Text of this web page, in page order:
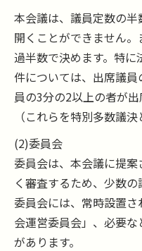
本会議は、議員定数の
開くことができません
過半数で決めます。特
件については、出席議
員の3分の2以上の者が
（これらを特別多数議
(2)委員会
委員会は、本会議に提
く審査するため、少数の
委員会には、常時設置
会運営委員会」、必要な
があります。